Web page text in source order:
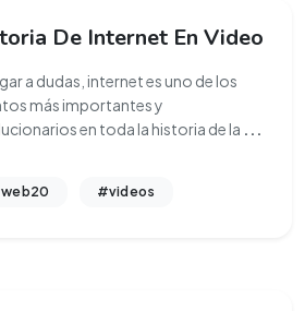
De Internet En Video
a dudas, internet es uno de los
más importantes y
en toda la historia de la ...
#videos